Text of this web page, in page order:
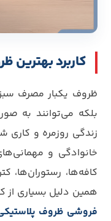
کاربرد بهترین
ظروف یکبار مصرف
بلکه می‌توانند به
زندگی روزمره و کاری
خانوادگی و
کافه‌ها، رستوران‌ها،
همین دلیل بسیاری از
فروشی ظروف